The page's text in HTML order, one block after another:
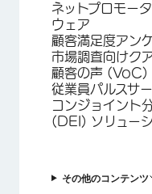
ネットプロモー
ウェア
顧客満足度アン
市場調査向けク
顧客の声 (VoC)
従業員パルスサ
コンジョイント
(DEI) ソリュー
その他のコンテンツ